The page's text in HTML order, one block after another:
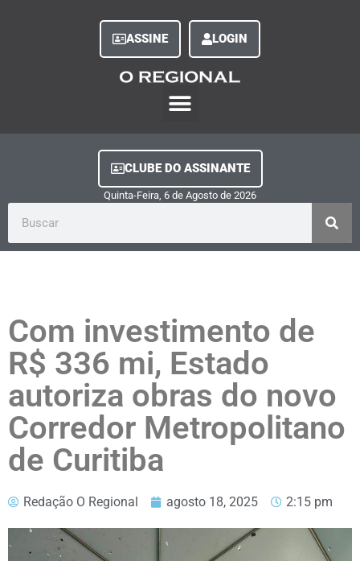
ASSINE LOGIN
CLUBE DO ASSINANTE
Quinta-Feira, 6 de Agosto de 2026
Com investimento de
R$ 336 mi, Estado
autoriza obras do novo
Corredor Metropolitano
de Curitiba
Redação O Regional agosto 18, 2025 2:15 pm